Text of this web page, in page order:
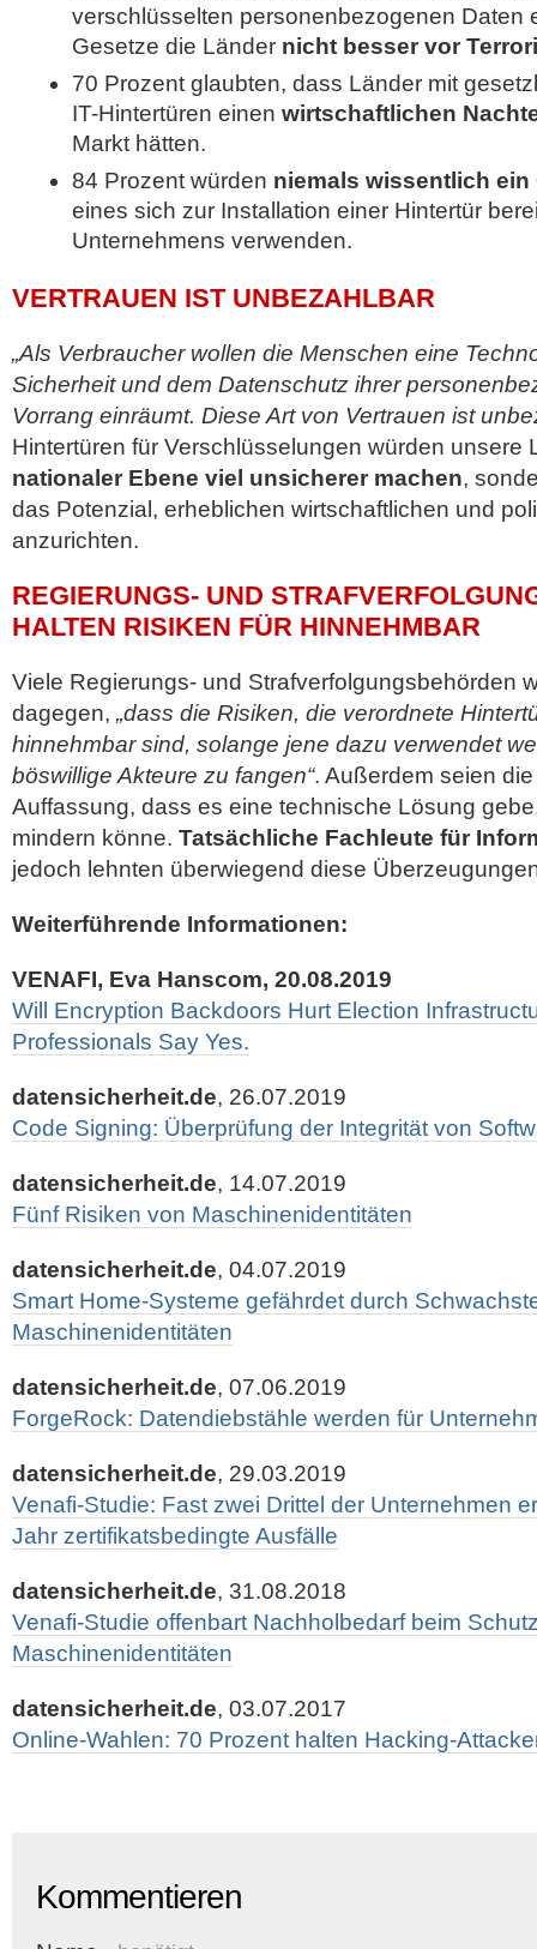
verschlüsselten personenbezogenen Daten
Gesetze die Länder nicht besser vor
70 Prozent glaubten, dass Länder mit
IT-Hintertüren einen wirtschaftlichen
Markt hätten.
84 Prozent würden niemals wissentlich ein
eines sich zur Installation einer Hintertür
Unternehmens verwenden.
VERTRAUEN IST UNBEZAHLBAR
„Als Verbraucher wollen die Menschen eine
Sicherheit und dem Datenschutz ihrer
Vorrang einräumt. Diese Art von Vertrauen ist
Hintertüren für Verschlüsselungen würden unsere
nationaler Ebene viel unsicherer machen,
das Potenzial, erheblichen wirtschaftlichen und
anzurichten.
REGIERUNGS- UND
HALTEN RISIKEN FÜR HINNEHMBAR
Viele Regierungs- und Strafverfolgungsbehörden
dagegen, „dass die Risiken, die verordnete
hinnehmbar sind, solange jene dazu verwendet
böswillige Akteure zu fangen“. Außerdem seien
Auffassung, dass es eine technische Lösung
mindern könne. Tatsächliche Fachleute für
jedoch lehnten überwiegend diese
Weiterführende Informationen:
VENAFI, Eva Hanscom, 20.08.2019
Will Encryption Backdoors Hurt Election
Professionals Say Yes.
datensicherheit.de, 26.07.2019
Code Signing: Überprüfung der Integrität von
datensicherheit.de, 14.07.2019
Fünf Risiken von Maschinenidentitäten
datensicherheit.de, 04.07.2019
Smart Home-Systeme gefährdet durch
Maschinenidentitäten
datensicherheit.de, 07.06.2019
ForgeRock: Datendiebstähle werden für
datensicherheit.de, 29.03.2019
Venafi-Studie: Fast zwei Drittel der Unternehmen
Jahr zertifikatsbedingte Ausfälle
datensicherheit.de, 31.08.2018
Venafi-Studie offenbart Nachholbedarf beim
Maschinenidentitäten
datensicherheit.de, 03.07.2017
Online-Wahlen: 70 Prozent halten Hacking-
Kommentieren